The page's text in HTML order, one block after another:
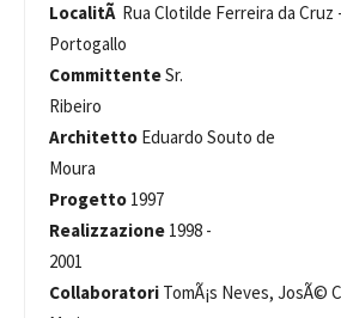
LocalitÃ Rua Clotilde Ferreira da Cruz
Portogallo
CommittenteSr.
Ribeiro
Architetto Eduardo Souto de
Moura
Progetto 1997
Realizzazione 1998 -
2001
Collaboratori TomÃ¡s Neves, JosÃ©